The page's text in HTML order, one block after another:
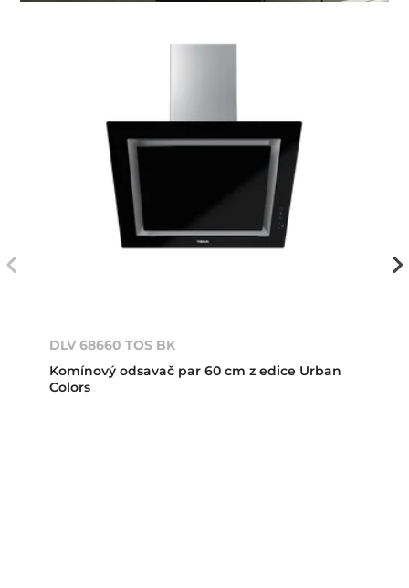
DLV 68660 TOS BK
Komínový odsavač par 60 cm z edice Urban
Colors